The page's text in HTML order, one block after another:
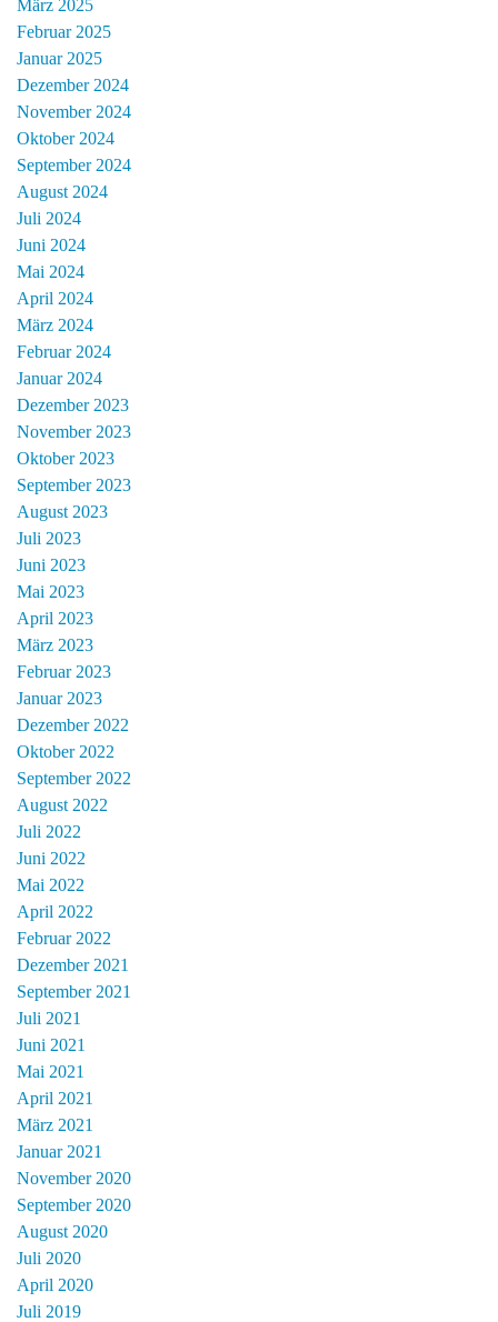
März 2025
Februar 2025
Januar 2025
Dezember 2024
November 2024
Oktober 2024
September 2024
August 2024
Juli 2024
Juni 2024
Mai 2024
April 2024
März 2024
Februar 2024
Januar 2024
Dezember 2023
November 2023
Oktober 2023
September 2023
August 2023
Juli 2023
Juni 2023
Mai 2023
April 2023
März 2023
Februar 2023
Januar 2023
Dezember 2022
Oktober 2022
September 2022
August 2022
Juli 2022
Juni 2022
Mai 2022
April 2022
Februar 2022
Dezember 2021
September 2021
Juli 2021
Juni 2021
Mai 2021
April 2021
März 2021
Januar 2021
November 2020
September 2020
August 2020
Juli 2020
April 2020
Juli 2019